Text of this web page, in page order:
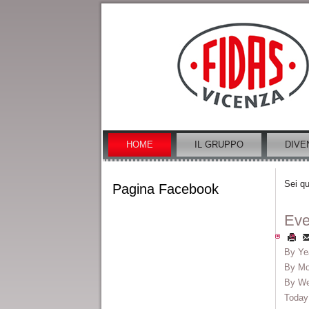
HOME IL GRUPPO
Pagina Facebook Sei
By
By
By
Today